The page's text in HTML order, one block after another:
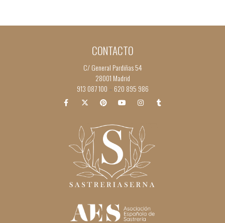
CONTACTO
C/ General Pardiñas 54
28001 Madrid
913 087 100 – 620 895 986